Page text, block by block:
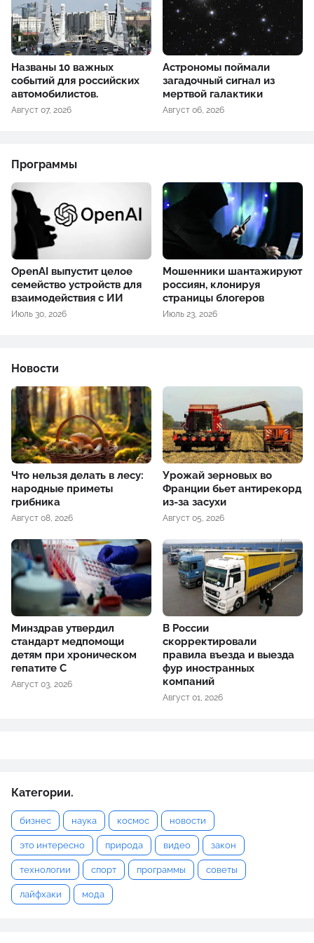
Названы 10 важных
событий для российских
автомобилистов.
Август 07, 2026
Астрономы поймали
загадочный сигнал из
мертвой галактики
Август 06, 2026
Программы
OpenAI выпустит целое
семейство устройств для
взаимодействия с ИИ
Июль 30, 2026
Мошенники шантажируют
россиян, клонируя
страницы блогеров
Июль 23, 2026
Новости
Что нельзя делать в лесу:
народные приметы
грибника
Август 08, 2026
Урожай зерновых во
Франции бьет антирекорд
из-за засухи
Август 05, 2026
Минздрав утвердил
стандарт медпомощи
детям при хроническом
гепатите С
Август 03, 2026
В России
скорректировали
правила въезда и выезда
фур иностранных
компаний
Август 01, 2026
Категории.
бизнес наука космос новости
это интересно природа видео закон
технологии спорт программы советы
лайфхаки мода